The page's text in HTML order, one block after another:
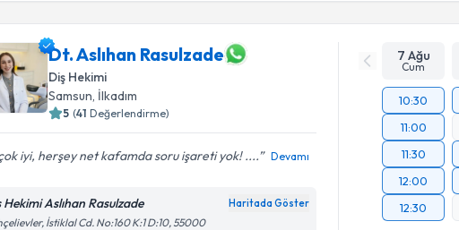
Dt. Aslıhan Rasulzade
Diş Hekimi
Samsun, İlkadım
5 (41 Değerlendirme)
iyi, herşey net kafamda soru işareti yok! .... Devamı
Hekimi Aslıhan Rasulzade Haritada Göster
İstiklal Cd. No:160 K:1 D:10, 55000
7 Ağu
Cum
10:30
11:00
11:30
12:00
12:30